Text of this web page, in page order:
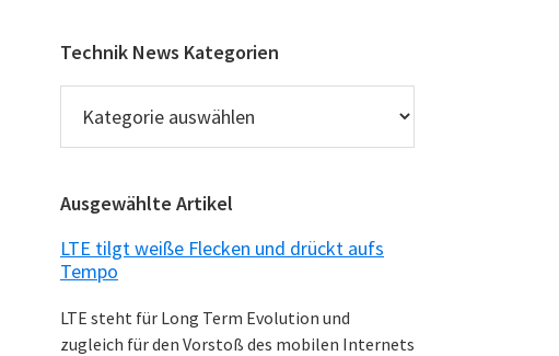
Technik News Kategorien
News
Kategorien
Ausgewählte Artikel
LTE tilgt weiße Flecken und drückt aufs
Tempo
LTE steht für Long Term Evolution und
zugleich für den Vorstoß des mobilen Internets